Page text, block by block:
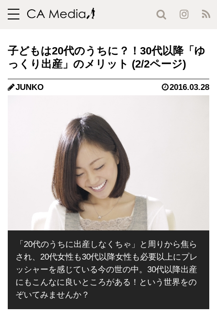
toggle
子どもは20代のうちに？！30代以降「ゆ
っくり出産」のメリット (2/2ページ)
JUNKO 2016.03.28
「20代のうちに出産しなくちゃ」と周りから焦ら
され、20代女性も30代以降女性も必要以上にプレ
ッシャーを感じている今の世の中。30代以降出産
にもこんなに良いところがある！という世界をの
ぞいてみませんか？